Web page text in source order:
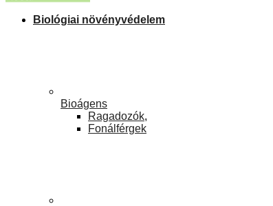
Biológiai növényvédelem
Bioágens
Ragadozók,
Fonálférgek